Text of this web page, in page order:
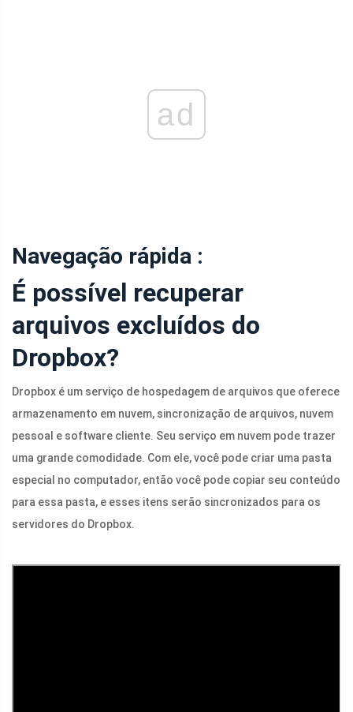
ad
Navegação rápida :
É possível recuperar
arquivos excluídos do
Dropbox?
Dropbox é um serviço de hospedagem de arquivos que oferece
armazenamento em nuvem, sincronização de arquivos, nuvem
pessoal e software cliente. Seu serviço em nuvem pode trazer
uma grande comodidade. Com ele, você pode criar uma pasta
especial no computador, então você pode copiar seu conteúdo
para essa pasta, e esses itens serão sincronizados para os
servidores do Dropbox.